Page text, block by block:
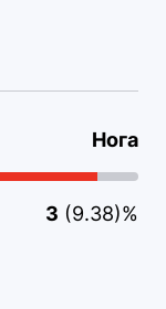
Нога
3 (9.38)%